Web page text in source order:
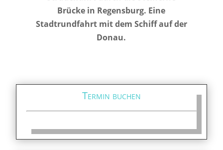
Brücke in Regensburg. Eine
Stadtrundfahrt mit dem Schiff auf der
Donau.
Termin buchen